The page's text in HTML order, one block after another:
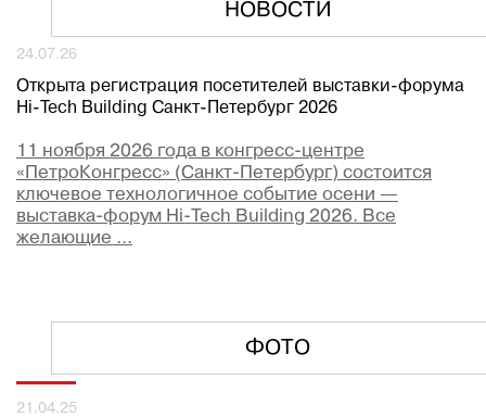
НОВОСТИ
24.07.26
Открыта регистрация посетителей выставки-форума
Hi-Tech Building Санкт-Петербург 2026
11 ноября 2026 года в конгресс-центре
«ПетроКонгресс» (Санкт-Петербург) состоится
ключевое технологичное событие осени —
выставка-форум Hi-Tech Building 2026. Все
желающие ...
ФОТО
21.04.25